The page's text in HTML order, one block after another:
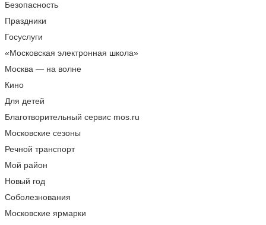
Безопасность
Праздники
Госуслуги
«Московская электронная школа»
Москва — на волне
Кино
Для детей
Благотворительный сервис mos.ru
Московские сезоны
Речной транспорт
Мой район
Новый год
Соболезнования
Московские ярмарки